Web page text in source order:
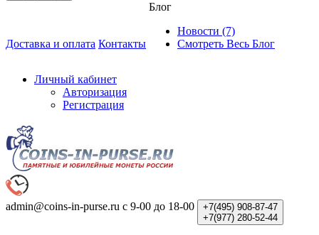
Доставка и оплата Контакты
Блог
Новости (7)
Смотреть Весь Блог
Личный кабинет
Авторизация
Регистрация
admin@coins-in-purse.ru с 9-00 до 18-00 +7(495) 908-87-47
+7(977) 280-52-44